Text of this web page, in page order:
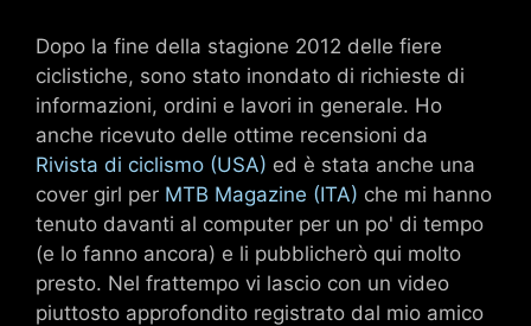
Dopo la fine della stagione 2012 delle fiere
ciclistiche, sono stato inondato di richieste di
informazioni, ordini e lavori in generale. Ho
anche ricevuto delle ottime recensioni da
Rivista di ciclismo (USA) ed è stata anche una
cover girl per MTB Magazine (ITA) che mi hanno
tenuto davanti al computer per un po' di tempo
(e lo fanno ancora) e li pubblicherò qui molto
presto. Nel frattempo vi lascio con un video
piuttosto approfondito registrato dal mio amico